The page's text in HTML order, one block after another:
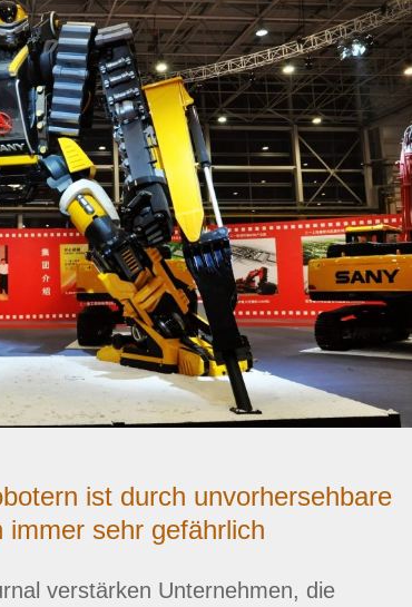
ist durch unvorhersehbare
immer sehr gefährlich
verstärken Unternehmen, die